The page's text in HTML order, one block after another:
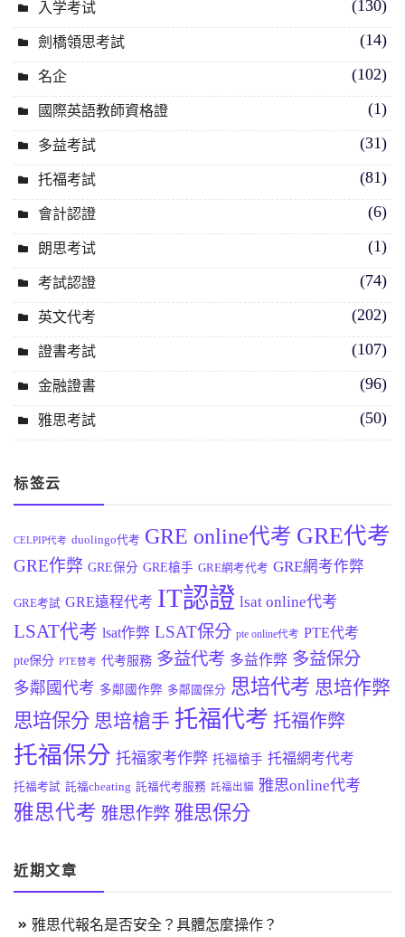
入学考试 (130)
劍橋領思考試 (14)
名企 (102)
國際英語教師資格證 (1)
多益考試 (31)
托福考試 (81)
會計認證 (6)
朗思考试 (1)
考試認證 (74)
英文代考 (202)
證書考試 (107)
金融證書 (96)
雅思考試 (50)
标签云
CELPIP代考 duolingo代考 GRE online代考 GRE代考
GRE作弊 GRE保分 GRE槍手 GRE網考代考 GRE網考作弊
GRE考試 GRE遠程代考 IT認證 lsat online代考
LSAT代考 lsat作弊 LSAT保分 pte online代考 PTE代考
pte保分 PTE替考 代考服務 多益代考 多益作弊 多益保分
多鄰國代考 多鄰國作弊 多鄰國保分 思培代考 思培作弊
思培保分 思培槍手 托福代考 托福作弊
托福保分 托福家考作弊 托福槍手 托福網考代考
托福考試 託福cheating 託福代考服務 託福出貓 雅思online代考
雅思代考 雅思作弊 雅思保分
近期文章
雅思代報名是否安全？具體怎麼操作？